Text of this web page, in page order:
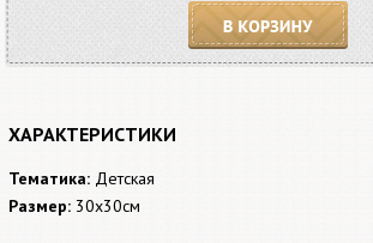
В корзину
ХАРАКТЕРИСТИКИ
Тематика: Детская
Размер: 30х30см